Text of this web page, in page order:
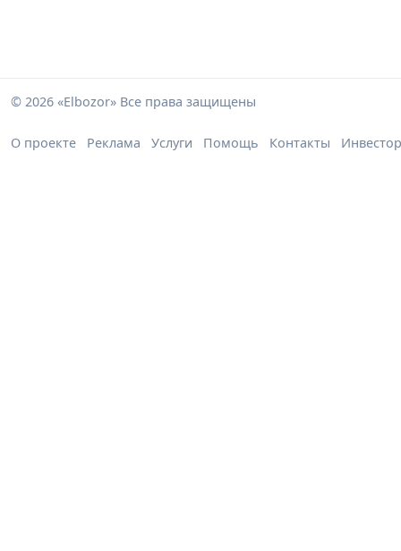
© 2026 «Elbozor» Все права защищены
О проекте Реклама Услуги Помощь Контакты